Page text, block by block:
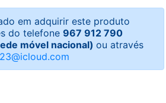
em adquirir este produto
do telefone 967 912 790
móvel nacional) ou através